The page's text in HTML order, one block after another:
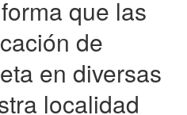
que las
de
en diversas
localidad